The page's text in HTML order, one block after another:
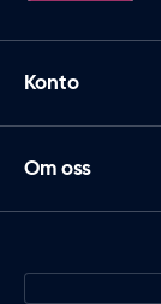
Konto
Om oss